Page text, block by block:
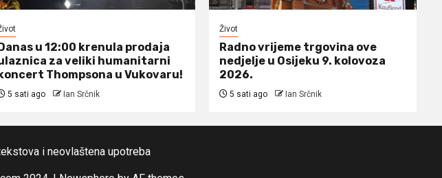
u 12:00 krenula prodaja
za veliki humanitarni
Thompsona u Vukovaru!
5 sati ago Ian Srčnik
Život
Radno vrijeme trgovina ove
nedjelje u Osijeku 9. kolovoza
2026.
5 sati ago Ian Srčnik
i neovlaštena upotreba